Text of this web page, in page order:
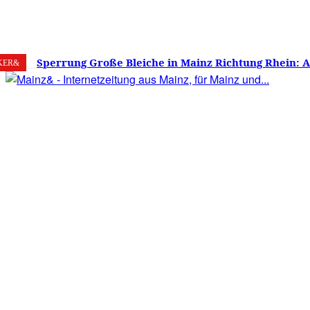
7. August 2026 25.6 Mainz
Sperrung Große Bleiche in Mainz Richtung Rhein:
verwirrt, Mainzer stinksauer – Haben die Mainzer